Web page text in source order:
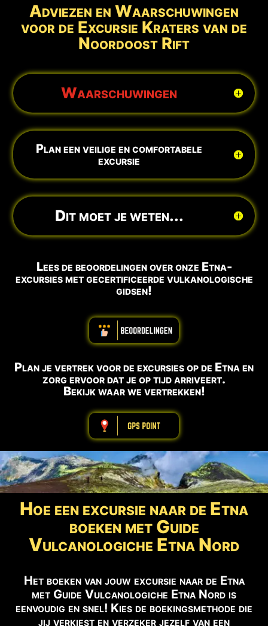
Adviezen en Waarschuwingen
voor de Excursie Kraters van de
Noordoost Rift
Waarschuwingen
Plan een veilige en comfortabele
excursie
Dit moet je weten...
Lees de beoordelingen over onze Etna-
excursies met gecertificeerde vulkanologische
gidsen!
ABBBBBBBBBB
Plan je vertrek voor de excursies op de Etna en
zorg ervoor dat je op tijd arriveert.
Bekijk waar we vertrekken!
ABBBBBBBBBB
Hoe een excursie naar de Etna
boeken met Guide
Vulcanologiche Etna Nord
Het boeken van jouw excursie naar de Etna
met Guide Vulcanologiche Etna Nord is
eenvoudig en snel! Kies de boekingsmethode die
jij verkiest en verzeker jezelf van een